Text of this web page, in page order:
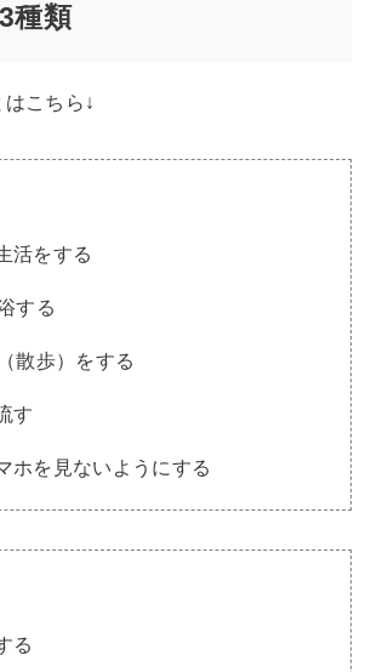
種類
こちら↓
活をする
する
散歩）をする
す
ホを見ないようにする
る